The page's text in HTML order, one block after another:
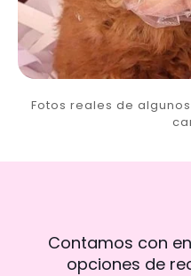
Fotos reales de
Contamos con
opciones de